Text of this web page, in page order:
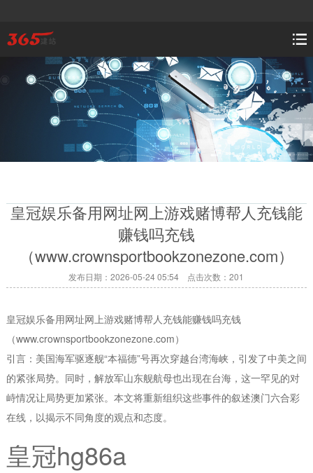
皇冠娱乐备用网址网上游戏赌博帮人充钱能
赚钱吗充钱
（www.crownsportbookzonezone.com）
发布日期：2026-05-24 05:54 点击次数：201
皇冠娱乐备用网址网上游戏赌博帮人充钱能赚钱吗充钱
（www.crownsportbookzonezone.com）
引言：美国海军驱逐舰“本福德”号再次穿越台湾海峡，引发了中美之间
的紧张局势。同时，解放军山东舰航母也出现在台海，这一罕见的对
峙情况让局势更加紧张。本文将重新组织这些事件的叙述澳门六合彩
在线，以揭示不同角度的观点和态度。
皇冠hg86a